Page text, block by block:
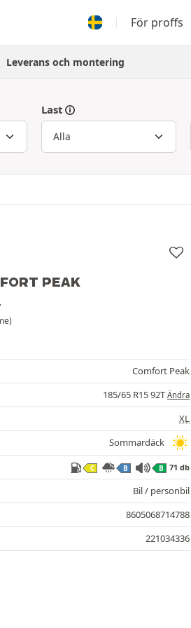
För proffs
Leverans och montering
Last
PEAK
Comfort Peak
185/65 R15 92T Ändra
XL
Sommardäck
C B B 71 db
Bil / personbil
8605068714788
221034336